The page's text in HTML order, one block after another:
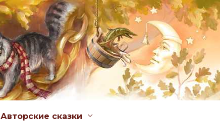
Авторские сказки